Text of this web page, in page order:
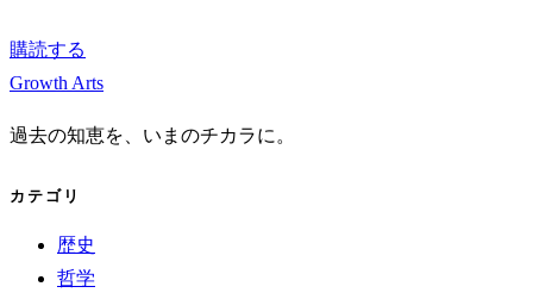
購読する
Growth Arts
過去の知恵を、いまのチカラに。
カテゴリ
歴史
哲学